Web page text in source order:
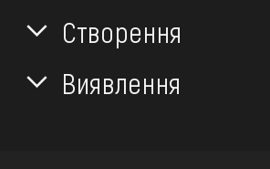
Створення
Виявлення